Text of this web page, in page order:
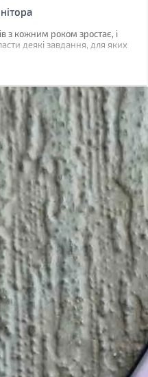
з кожним роком зростає, і
деякі завдання, для яких